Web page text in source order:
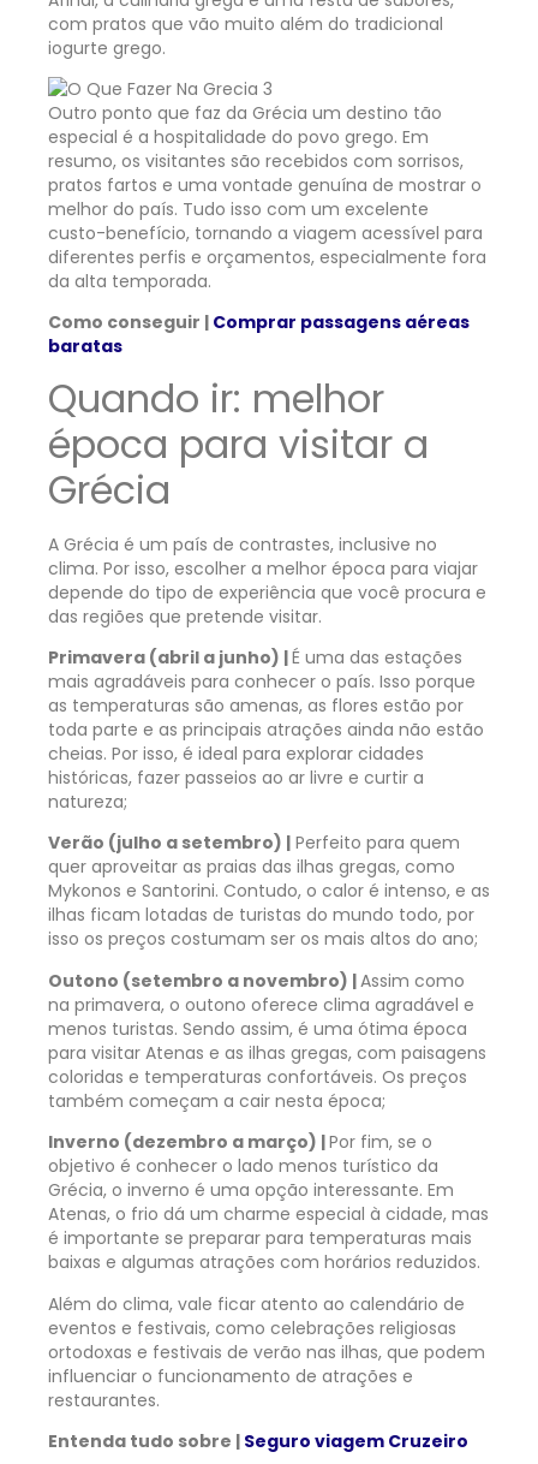
com pratos que vão muito além do tradicional
iogurte grego.
Outro ponto que faz da Grécia um destino tão
especial é a hospitalidade do povo grego. Em
resumo, os visitantes são recebidos com sorrisos,
pratos fartos e uma vontade genuína de mostrar o
melhor do país. Tudo isso com um excelente
custo-benefício, tornando a viagem acessível para
diferentes perfis e orçamentos, especialmente fora
da alta temporada.
Como conseguir | Comprar passagens aéreas
baratas
Quando ir: melhor
época para visitar a
Grécia
A Grécia é um país de contrastes, inclusive no
clima. Por isso, escolher a melhor época para viajar
depende do tipo de experiência que você procura e
das regiões que pretende visitar.
Primavera (abril a junho) |É uma das estações
mais agradáveis para conhecer o país. Isso porque
as temperaturas são amenas, as flores estão por
toda parte e as principais atrações ainda não estão
cheias. Por isso, é ideal para explorar cidades
históricas, fazer passeios ao ar livre e curtir a
natureza;
Verão (julho a setembro) | Perfeito para quem
quer aproveitar as praias das ilhas gregas, como
Mykonos e Santorini. Contudo, o calor é intenso, e as
ilhas ficam lotadas de turistas do mundo todo, por
isso os preços costumam ser os mais altos do ano;
Outono (setembro a novembro) |Assim como
na primavera, o outono oferece clima agradável e
menos turistas. Sendo assim, é uma ótima época
para visitar Atenas e as ilhas gregas, com paisagens
coloridas e temperaturas confortáveis. Os preços
também começam a cair nesta época;
Inverno (dezembro a março) |Por fim, se o
objetivo é conhecer o lado menos turístico da
Grécia, o inverno é uma opção interessante. Em
Atenas, o frio dá um charme especial à cidade, mas
é importante se preparar para temperaturas mais
baixas e algumas atrações com horários reduzidos.
Além do clima, vale ficar atento ao calendário de
eventos e festivais, como celebrações religiosas
ortodoxas e festivais de verão nas ilhas, que podem
influenciar o funcionamento de atrações e
restaurantes.
Entenda tudo sobre | Seguro viagem Cruzeiro